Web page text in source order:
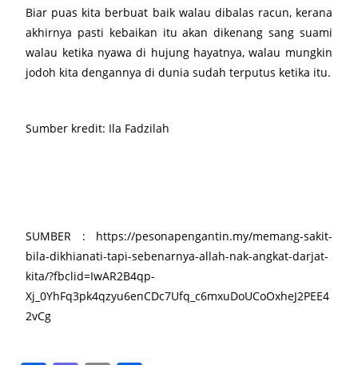
Biar puas kita berbuat baik walau dibalas racun, kerana
akhirnya pasti kebaikan itu akan dikenang sang suami
walau ketika nyawa di hujung hayatnya, walau mungkin
jodoh kita dengannya di dunia sudah terputus ketika itu.
Sumber kredit: Ila Fadzilah
SUMBER : https://pesonapengantin.my/memang-sakit-
bila-dikhianati-tapi-sebenarnya-allah-nak-angkat-darjat-
kita/?fbclid=IwAR2B4qp-
Xj_0YhFq3pk4qzyu6enCDc7Ufq_c6mxuDoUCoOxheJ2PEE4
2vCg